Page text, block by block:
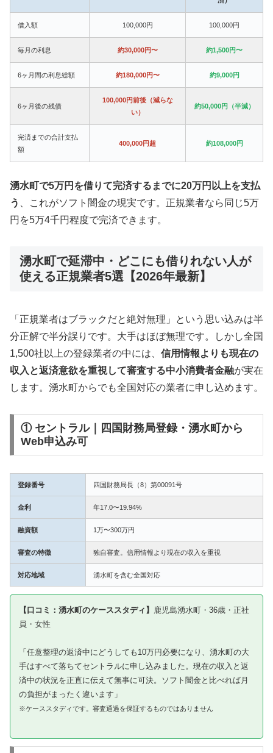
借入額 100,000円 100,000円
毎月の利息 約30,000円〜 約1,500円〜
6ヶ月間の利息総額 約180,000円〜 約9,000円
6ヶ月後の残債
100,000円前後（減らな
い）
約50,000円（半減）
完済までの合計支払
額
400,000円超 約108,000円
湧水町で5万円を借りて完済するまでに20万円以上を支払
う
、これがソフト闇金の現実です。正規業者なら同じ5万
円を5万4千円程度で完済できます。
湧水町で延滞中・どこにも借りれない人が
使える正規業者5選【2026年最新】
「正規業者はブラックだと絶対無理」という思い込みは半
分正解で半分誤りです。大手はほぼ無理です。しかし全国
1,500社以上の登録業者の中には、 信用情報よりも現在の
収入と返済意欲を重視して審査する中小消費者金融が実在
します。湧水町からでも全国対応の業者に申し込めます。
① セントラル｜四国財務局登録・湧水町から
Web申込み可
登録番号 四国財務局長（8）第00091号
金利 年17.0〜19.94%
融資額 1万〜300万円
審査の特徴 独自審査。信用情報より現在の収入を重視
対応地域 湧水町を含む全国対応
【口コミ：湧水町のケーススタディ】
鹿児島湧水町・36歳・正社
員・女性
「任意整理の返済中にどうしても10万円必要になり、湧水町の大
手はすべて落ちてセントラルに申し込みました。現在の収入と返
済中の状況を正直に伝えて無事に可決。ソフト闇金と比べれば月
の負担がまったく違います」
※ケーススタディです。審査通過を保証するものではありません